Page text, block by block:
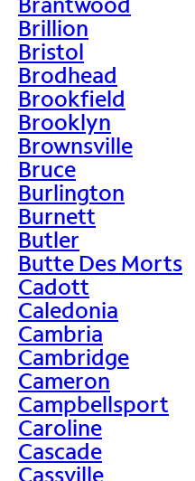
Brillion
Bristol
Brodhead
Brookfield
Brooklyn
Brownsville
Bruce
Burlington
Burnett
Butler
Butte Des Morts
Cadott
Caledonia
Cambria
Cambridge
Cameron
Campbellsport
Caroline
Cascade
Cassville